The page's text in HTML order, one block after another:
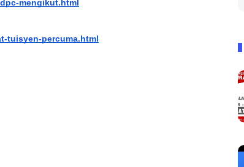
mengikut.html
tuisyen-percuma.html